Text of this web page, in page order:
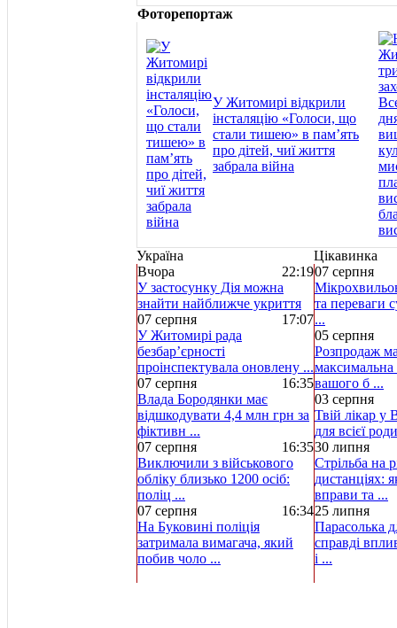
Фоторепортаж
У Житомирі відкрили
інсталяцію «Голоси, що
стали тишею» в пам’ять
про дітей, чиї життя
забрала війна
Україна
Цікавинка
Вчора
22:19
У застосунку Дія можна
знайти найближче укриття
07 серпня
17:07
У Житомирі рада
безбар’єрності
проінспектувала оновлену ...
07 серпня
16:35
Влада Бородянки має
відшкодувати 4,4 млн грн за
фіктивн ...
07 серпня
16:35
Виключили з військового
обліку близько 1200 осіб:
поліц ...
07 серпня
16:34
На Буковині поліція
затримала вимагача, який
побив чоло ...
07 серпня
та переваги
...
05 серпня
Розпродаж
максимальна
вашого б ...
03 серпня
Твій лікар у
для всієї
30 липня
Стрільба на
дистанціях:
вправи та ...
25 липня
Парасолька
справді
і ...